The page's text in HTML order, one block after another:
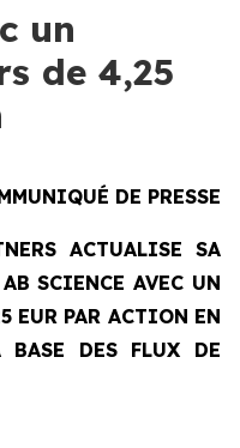
un
de 4,25
DE PRESSE
ACTUALISE SA
SCIENCE AVEC UN
EUR PAR ACTION EN
BASE DES FLUX DE